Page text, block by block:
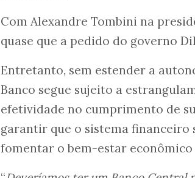
Com Alexandre Tombini na
quase que a pedido do governo
Entretanto, sem estender a
Banco segue sujeito a
efetividade no cumprimento de
garantir que o sistema financeiro
fomentar o bem-estar econômico